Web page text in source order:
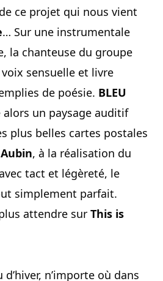
ce projet qui nous vient
… Sur une instrumentale
la chanteuse du groupe
sensuelle et livre
de poésie. BLEU
alors un paysage auditif
plus belles cartes postales
, à la réalisation du
tact et légèreté, le
simplement parfait.
attendre sur This is
d’hiver, n’importe où dans